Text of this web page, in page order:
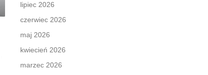
lipiec 2026
czerwiec 2026
maj 2026
kwiecień 2026
marzec 2026